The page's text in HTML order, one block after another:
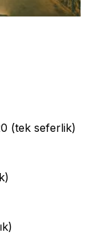
(tek seferlik)